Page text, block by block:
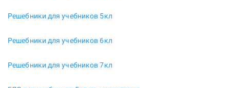
Решебники для учебников 5кл
Решебники для учебников 6кл
Решебники для учебников 7кл